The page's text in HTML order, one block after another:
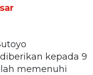
kepada 9
memenuhi